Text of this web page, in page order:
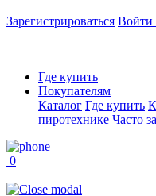
Зарегистрироваться Войти
Где купить
Покупателям
Каталог Где купить
пиротехнике Часто
0